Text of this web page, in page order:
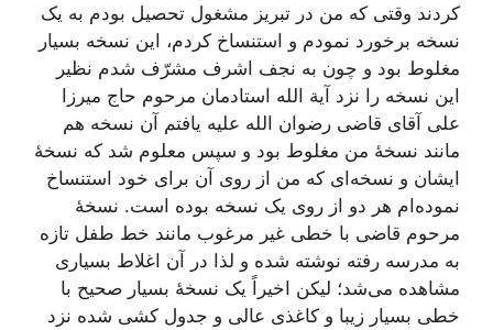
کردند وقتى که من در تبریز مشغول تحصیل بودم به یک
نسخه برخورد نمودم و استنساخ کردم، این نسخه بسیار
مغلوط بود و چون به نجف اشرف مشرّف شدم نظیر
این نسخه را نزد آیة الله استادمان مرحوم حاج میرزا
على آقاى قاضى رضوان الله علیه یافتم آن نسخه هم
مانند نسخۀ من مغلوط بود و سپس معلوم شد که نسخۀ
ایشان و نسخه‌اى که من از روى آن براى خود استنساخ
نموده‌ام هر دو از روى یک نسخه بوده است. نسخۀ
مرحوم قاضى با خطى غیر مرغوب مانند خط طفل تازه
به مدرسه رفته نوشته شده و لذا در آن اغلاط بسیارى
مشاهده مى‌شد؛ لیکن اخیراً یک نسخۀ بسیار صحیح با
خطى بسیار زیبا و کاغذى عالى و جدول کشى شده نزد